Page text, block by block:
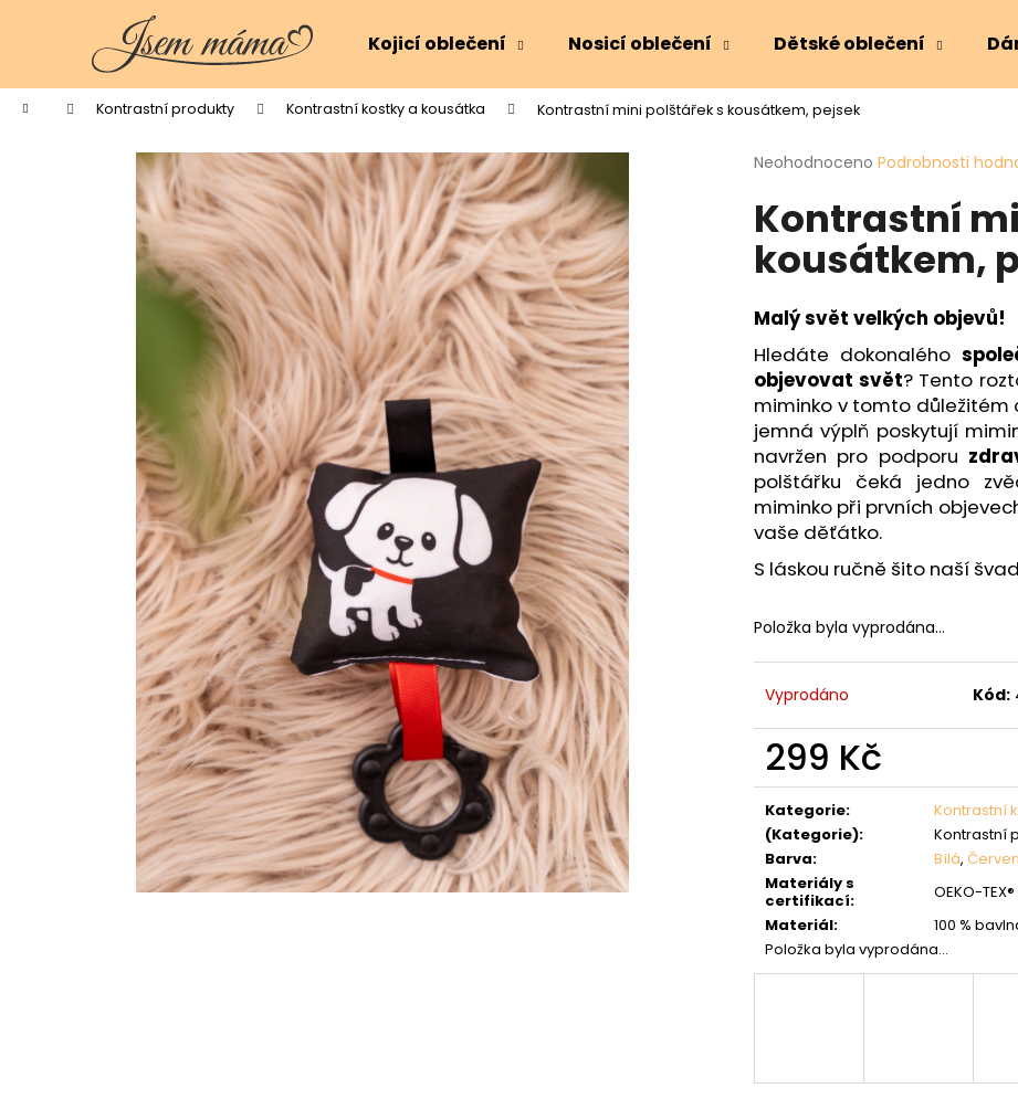
Kojicí oblečení Nosicí oblečení Dětské oblečení
Domů Kontrastní produkty Kontrastní kostky a kousátka Kontrastní mini polštářek s kousátkem, pejsek
Průměrné
produktu
je
0,0
hvězdiček.
Neohodnoceno Podrobnosti
Kontrastní
kousátkem,
Malý svět velkých objevů!
Hledáte dokonalého
objevovat svět? Tento
miminko v tomto důležitém
jemná výplň poskytují
navržen pro podporu
polštářku čeká jedno
miminko při prvních
vaše děťátko.
S láskou ručně šito naší
Položka byla vyprodána…
Vyprodáno Kód:
299 Kč
Měrná
cena:
Kategorie:
Kontrastní
(Kategorie):
Kontrastní
Barva: Bílá,
Materiály s
certifikací:
OEKO-
Materiál:
100 %
Položka byla vyprodána…
í
Zpět
do
obchodu
Zpět
do
obchodu
Co potřebujete najít?
HLEDAT
Doporučujeme